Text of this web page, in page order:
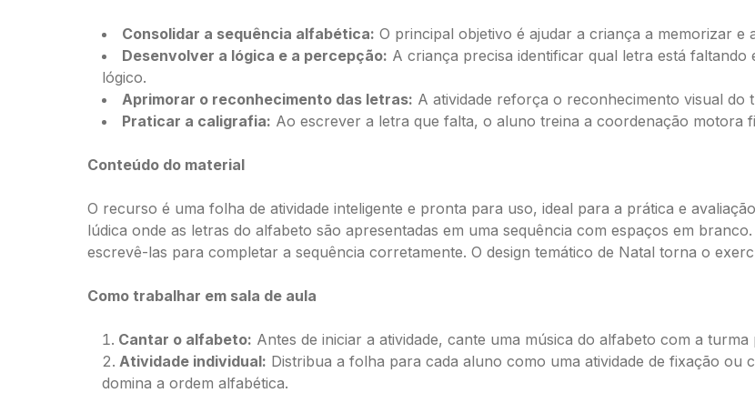
Consolidar a sequência alfabética: O principal objetivo é ajudar a criança a memorizar
Desenvolver a lógica e a percepção: A criança precisa identificar qual letra está
lógico.
Aprimorar o reconhecimento das letras: A atividade reforça o reconhecimento visual do
Praticar a caligrafia: Ao escrever a letra que falta, o aluno treina a coordenação motora
Conteúdo do material
O recurso é uma folha de atividade inteligente e pronta para uso, ideal para a prática e
lúdica onde as letras do alfabeto são apresentadas em uma sequência com espaços em
escrevê-las para completar a sequência corretamente. O design temático de Natal torna o
Como trabalhar em sala de aula
Cantar o alfabeto: Antes de iniciar a atividade, cante uma música do alfabeto com a
Atividade individual: Distribua a folha para cada aluno como uma atividade de fixação ou
domina a ordem alfabética.